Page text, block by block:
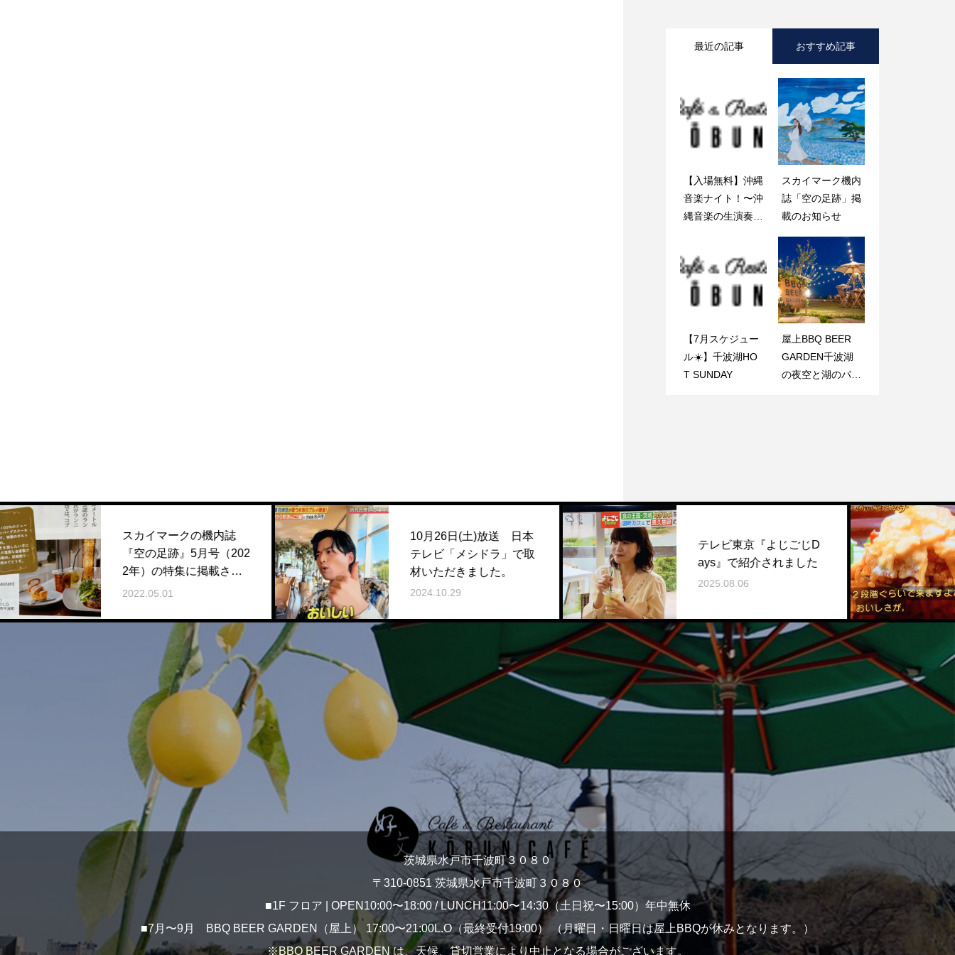
最近の記事 おすすめ記事
【入場無料】沖縄
音楽ナイト！〜沖
縄音楽の生演奏を
す❗️ドリンクも販
売します🎵 会
場：千波湖（好文
スカイマーク機内
誌「空の足跡」掲
載のお知らせ
【7月スケジュー
ル☀️】千波湖HO
T SUNDAY
屋上BBQ BEER
GARDEN千波湖
の夜空と湖のパノ
『千響万来 －樹
となり花と成る
－』開催のお知ら
井上陽介トリオ
沖縄三線で弾く島
唄ライブ 好文c
afe屋上でBBQ&B
『#笑い文字』~L
ove for Mito ~開
催！
スカイマークの機内誌
『空の足跡』5月号（202
2年）の特集に掲載され
ました。
2022.05.01
10月26日(土)放送 日本
テレビ「メシドラ」で取
材いただきました。
2024.10.29
テレビ東京『よじごじD
ays』で紹介されました
2025.08.06
日本テレ
レストラ
ました。
2019.08.06
茨城県水戸市千波町３０８０
〒310-0851 茨城県水戸市千波町３０８０
■1F フロア | OPEN10:00〜18:00 / LUNCH11:00〜14:30（土日祝〜15:00）年中無休
■7月〜9月 BBQ BEER GARDEN（屋上） 17:00〜21:00L.O（最終受付19:00） （月曜日・日曜日は屋上BBQが休みとなります。）
※BBQ BEER GARDEN は、天候、貸切営業により中止となる場合がございます。